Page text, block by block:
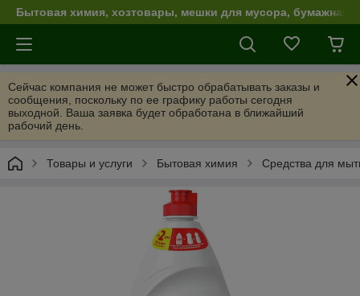
Бытовая химия, хозтовары, мешки для мусора, бумажная
Сейчас компания не может быстро обрабатывать заказы и
сообщения, поскольку по ее графику работы сегодня
выходной. Ваша заявка будет обработана в ближайший
рабочий день.
Товары и услуги Бытовая химия Средства для